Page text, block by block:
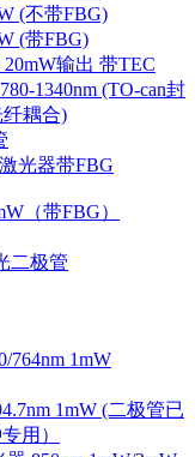
(不带FBG)
(带FBG)
20mW输出 带TEC
1340nm (TO-can封
耦合)
光器带FBG
（带FBG）
二极管
764nm 1mW
1mW (二极管已
用）